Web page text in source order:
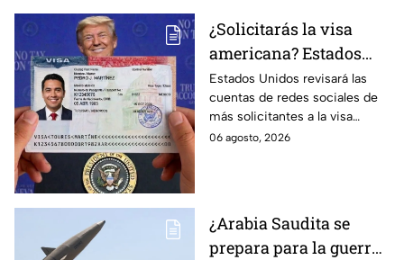
¿Solicitarás la visa
americana? Estados
Unidos revisará las
redes sociales de estos
solicitantes
Estados Unidos revisará las
cuentas de redes sociales de
más solicitantes a la visa
americana.
06 agosto, 2026
¿Arabia Saudita se
prepara para la guerra?